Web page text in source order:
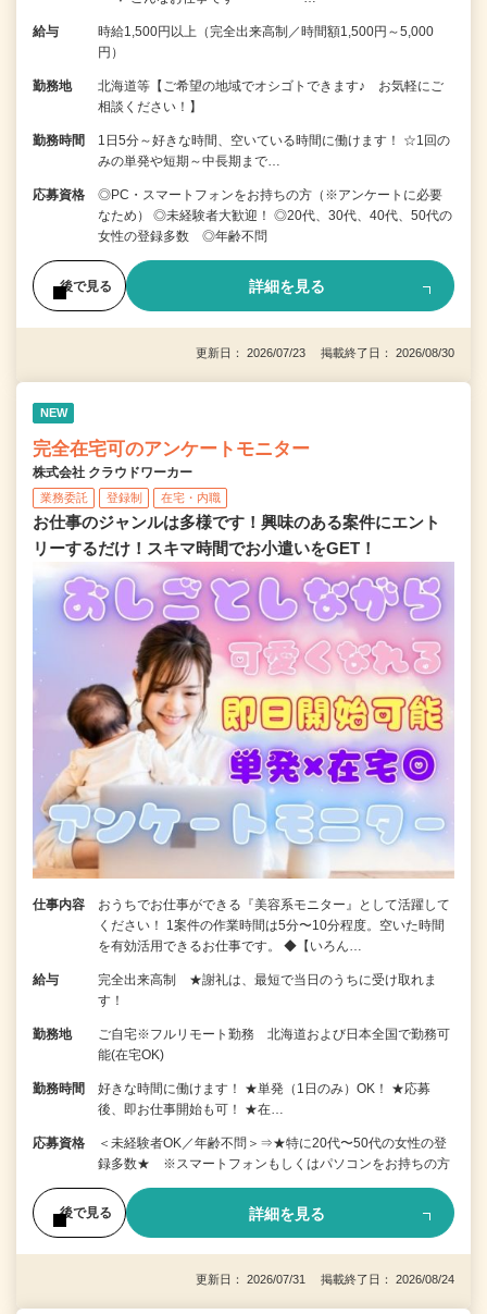
給与
時給1,500円以上（完全出来高制／時間額1,500円～5,000
円）
勤務地
北海道等【ご希望の地域でオシゴトできます♪ お気軽にご
相談ください！】
勤務時間
1日5分～好きな時間、空いている時間に働けます！ ☆1回の
みの単発や短期～中長期まで…
応募資格
◎PC・スマートフォンをお持ちの方（※アンケートに必要
なため） ◎未経験者大歓迎！ ◎20代、30代、40代、50代の
女性の登録多数 ◎年齢不問
後で見る 詳細を見る
更新日： 2026/07/23 掲載終了日： 2026/08/30
NEW
完全在宅可のアンケートモニター
株式会社 クラウドワーカー
業務委託 登録制 在宅・内職
お仕事のジャンルは多様です！興味のある案件にエント
リーするだけ！スキマ時間でお小遣いをGET！
仕事内容
おうちでお仕事ができる『美容系モニター』として活躍して
ください！ 1案件の作業時間は5分〜10分程度。空いた時間
を有効活用できるお仕事です。 ◆【いろん…
給与
完全出来高制 ★謝礼は、最短で当日のうちに受け取れま
す！
勤務地
ご自宅※フルリモート勤務 北海道および日本全国で勤務可
能(在宅OK)
勤務時間
好きな時間に働けます！ ★単発（1日のみ）OK！ ★応募
後、即お仕事開始も可！ ★在…
応募資格
＜未経験者OK／年齢不問＞⇒★特に20代〜50代の女性の登
録多数★ ※スマートフォンもしくはパソコンをお持ちの方
後で見る 詳細を見る
更新日： 2026/07/31 掲載終了日： 2026/08/24